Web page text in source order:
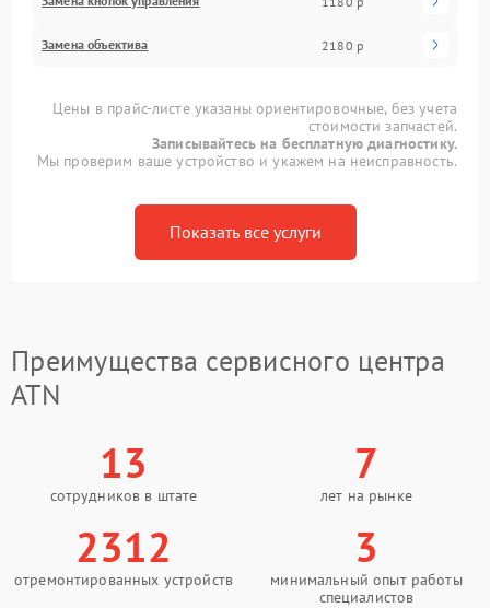
Замена объектива 2180 р
Цены в прайс-листе указаны ориентировочные, без учета
стоимости запчастей.
Записывайтесь на бесплатную диагностику.
Мы проверим ваше устройство и укажем на неисправность.
Показать все услуги
Преимущества сервисного центра
ATN
13
сотрудников в штате
7
лет на рынке
2312
отремонтированных устройств
3
минимальный опыт работы
специалистов